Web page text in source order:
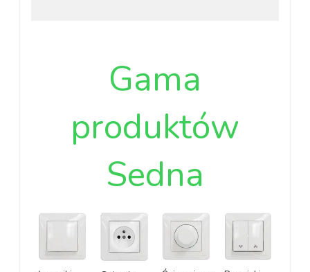
Gama
produktów
Sedna